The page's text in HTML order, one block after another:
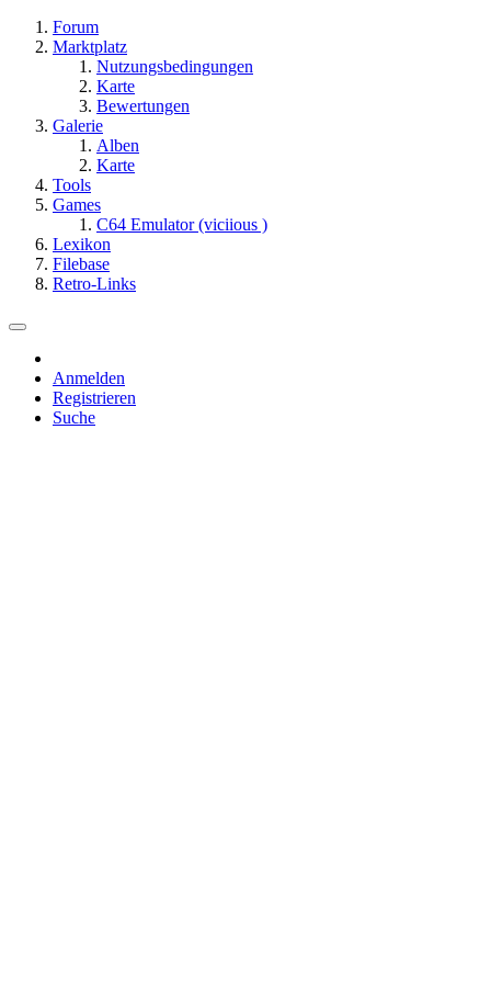
Forum
Marktplatz
Nutzungsbedingungen
Karte
Bewertungen
Galerie
Alben
Karte
Tools
Games
C64 Emulator (viciious )
Lexikon
Filebase
Retro-Links
Anmelden
Registrieren
Suche